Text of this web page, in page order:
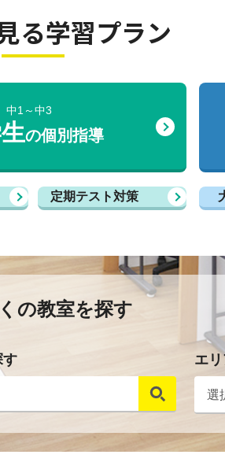
る学習プラン
中1～中3
の個別指導
定期テスト対策
の教室を探す
す エ